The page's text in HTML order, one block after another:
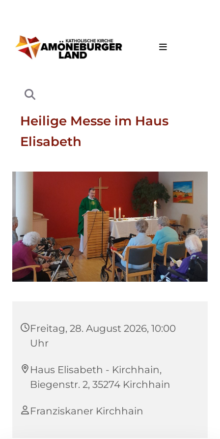
Heilige Messe im Haus
Elisabeth
Freitag, 28. August 2026, 10:00
Uhr
Haus Elisabeth - Kirchhain,
Biegenstr. 2, 35274 Kirchhain
Franziskaner Kirchhain